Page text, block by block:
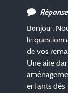
Bonjour,
le
de vos
Une aire
enfants dès